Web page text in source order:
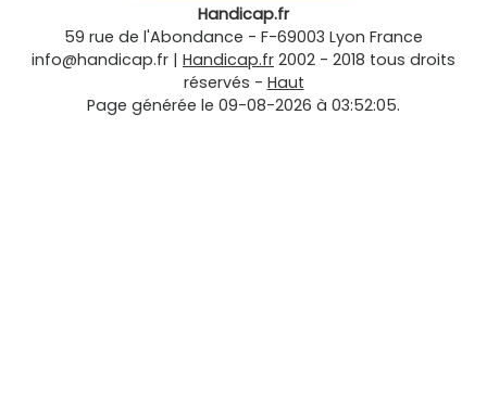
Handicap.fr
59 rue de l'Abondance - F-69003 Lyon France
info@handicap.fr | Handicap.fr 2002 - 2018 tous droits
réservés - Haut
Page générée le 09-08-2026 à 03:52:05.